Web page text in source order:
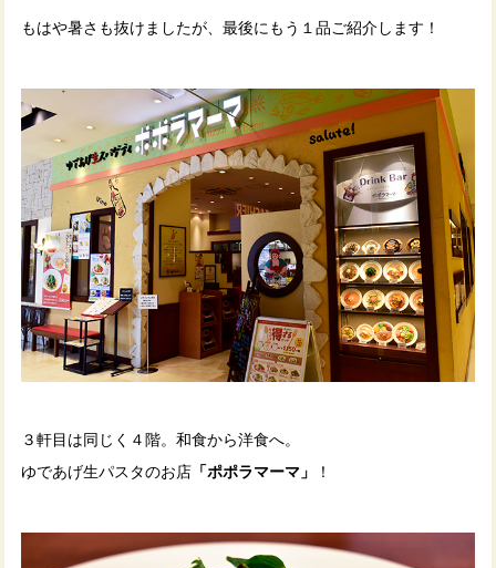
もはや暑さも抜けましたが、最後にもう１品ご紹介します！
３軒目は同じく４階。和食から洋食へ。
ゆであげ生パスタのお店 「ポポラマーマ」 ！